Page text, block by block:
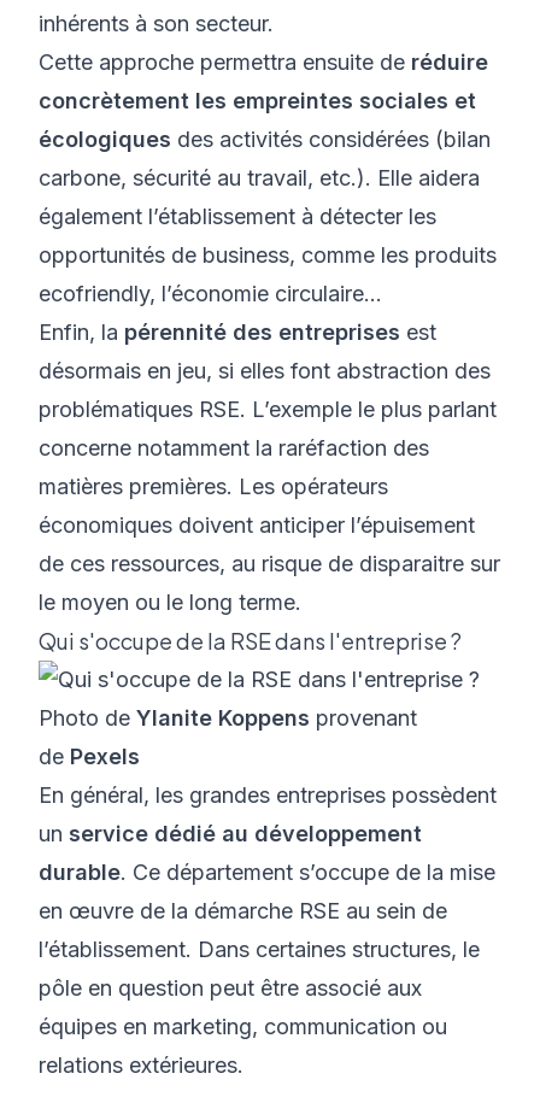
inhérents à son secteur.
Cette approche permettra ensuite de réduire
concrètement les empreintes sociales et
écologiques des activités considérées (bilan
carbone, sécurité au travail, etc.). Elle aidera
également l’établissement à détecter les
opportunités de business, comme les produits
ecofriendly, l’économie circulaire…
Enfin, la pérennité des entreprises est
désormais en jeu, si elles font abstraction des
problématiques RSE. L’exemple le plus parlant
concerne notamment la raréfaction des
matières premières. Les opérateurs
économiques doivent anticiper l’épuisement
de ces ressources, au risque de disparaitre sur
le moyen ou le long terme.
Qui s'occupe de la RSE dans l'entreprise ?
Photo de Ylanite Koppens provenant
de Pexels
En général, les grandes entreprises possèdent
un service dédié au développement
durable. Ce département s’occupe de la mise
en œuvre de la démarche RSE au sein de
l’établissement. Dans certaines structures, le
pôle en question peut être associé aux
équipes en marketing, communication ou
relations extérieures.